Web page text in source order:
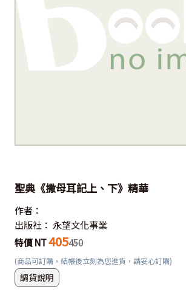
聖典《撒母耳記上、下》精華
作者：
出版社： 永望文化事業
特價 NT405450
(商品可訂購，結帳後立刻為您進貨，請安心訂購)
調貨說明